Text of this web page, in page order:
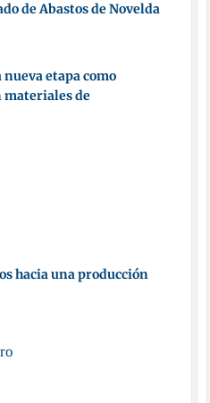
de Abastos de Novelda
etapa como
de
hacia una producción